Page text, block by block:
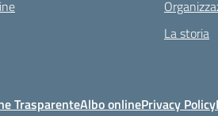
La storia
TrasparenteAlbo onlinePrivacy Policy